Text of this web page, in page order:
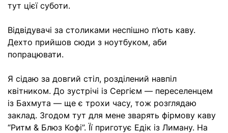
тут цієї суботи.
Відвідувачі за столиками неспішно п’ють каву.
Дехто прийшов сюди з ноутбуком, аби
попрацювати.
Я сідаю за довгий стіл, розділений навпіл
квітником. До зустрічі із Сергієм — переселенцем
із Бахмута — ще є трохи часу, тож розглядаю
заклад. Згодом тут для мене зварять фірмову каву
“Ритм & Блюз Кофі”. Її приготує Едік із Лиману. На